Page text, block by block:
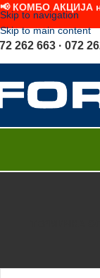
Skip to navigation
Skip to main content
262 663 · 072
📢 КОМБО АКЦИЈА